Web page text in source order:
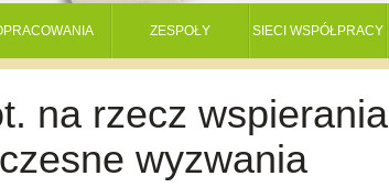
ZESPOŁY SIECI WSPÓŁPRACY
na rzecz wspierania
wyzwania